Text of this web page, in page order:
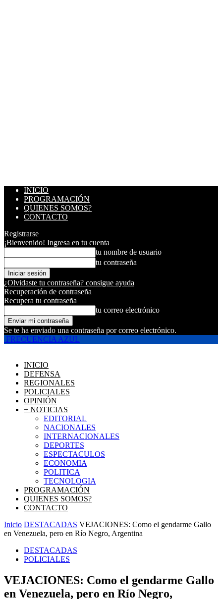
INICIO
PROGRAMACIÓN
QUIENES SOMOS?
CONTACTO
Registrarse
¡Bienvenido! Ingresa en tu cuenta
tu nombre de usuario
tu contraseña
¿Olvidaste tu contraseña? consigue ayuda
Recuperación de contraseña
Recupera tu contraseña
tu correo electrónico
Se te ha enviado una contraseña por correo electrónico.
FRECUENCIA AZUL
INICIO
DEFENSA
REGIONALES
POLICIALES
OPINIÓN
+ NOTICIAS
EDITORIAL
NACIONALES
INTERNACIONALES
DEPORTES
ESPECTACULOS
ECONOMIA
POLITICA
TECNOLOGIA
PROGRAMACIÓN
QUIENES SOMOS?
CONTACTO
Inicio DESTACADAS VEJACIONES: Como el gendarme Gallo
en Venezuela, pero en Río Negro, Argentina
DESTACADAS
POLICIALES
VEJACIONES: Como el gendarme Gallo
en Venezuela, pero en Río Negro,